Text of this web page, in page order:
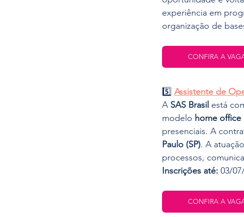
experiência em
organização de
CONFIRA A
5️⃣ Assistente de
A SAS Brasil está
modelo home office
presenciais. A
Paulo (SP). A
processos,
Inscrições até: 03/
CONFIRA A